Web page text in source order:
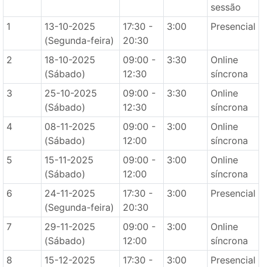
sessão
1
13-10-2025
(Segunda-feira)
17:30 -
20:30
3:00 Presencial
2
18-10-2025
(Sábado)
09:00 -
12:30
3:30
Online
síncrona
3
25-10-2025
(Sábado)
09:00 -
12:30
3:30
Online
síncrona
4
08-11-2025
(Sábado)
09:00 -
12:00
3:00
Online
síncrona
5
15-11-2025
(Sábado)
09:00 -
12:00
3:00
Online
síncrona
6
24-11-2025
(Segunda-feira)
17:30 -
20:30
3:00 Presencial
7
29-11-2025
(Sábado)
09:00 -
12:00
3:00
Online
síncrona
8
15-12-2025
17:30 -
3:00 Presencial